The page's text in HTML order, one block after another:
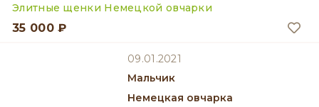
Элитные щенки Немецкой овчарки
35 000 ₽
09.01.2021
мальчик
Немецкая овчарка